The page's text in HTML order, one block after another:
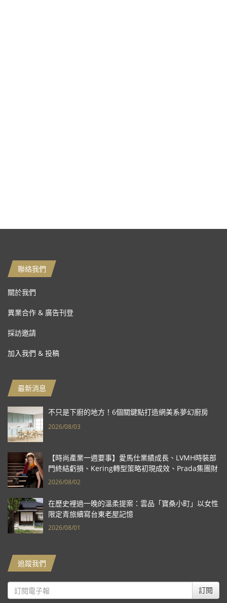
聯絡我們
關於我們
異業合作 & 廣告刊登
採訪邀請
加入我們 & 投稿
最新消息
不只是下廚的地方！6個關鍵點打造網美系夢幻廚房
2026/08/03
【時尚產業一週要事】愛馬仕業績成長、LVMH時裝部
門終結虧損、Kering轉型策略初現成效、Prada集團財
報亮眼
2026/08/02
在歷史裡過一晚的溫柔提案：雲品「寶桑小町」以女性
限定青旅續寫台東老屋記憶
2026/08/01
追蹤我們
訂閱